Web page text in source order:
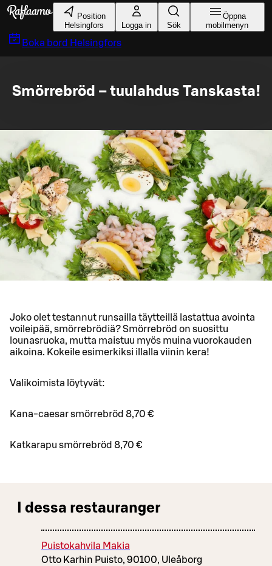
Gå till huvudinnehållet
Position
Helsingfors
Logga in Sök
Öppna
mobilmenyn
Boka bord Helsingfors
Smörrebröd – tuulahdus Tanskasta!
Joko olet testannut runsailla täytteillä lastattua avointa
voileipää, smörrebrödiä? Smörrebröd on suosittu
lounasruoka, mutta maistuu myös muina vuorokauden
aikoina. Kokeile esimerkiksi illalla viinin kera!
Valikoimista löytyvät:
Kana-caesar smörrebröd 8,70 €
Katkarapu smörrebröd 8,70 €
I dessa restauranger
Puistokahvila Makia
Otto Karhin Puisto, 90100, Uleåborg